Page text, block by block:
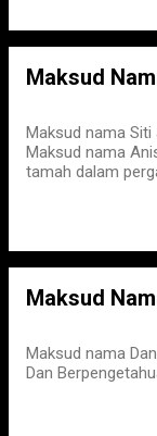
Maksud
Maksud nama Siti
Maksud nama
tamah dalam
Maksud
Maksud nama
Dan